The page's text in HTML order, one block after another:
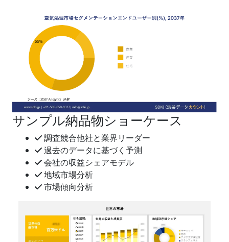
サンプル納品物ショーケース
調査競合他社と業界リーダー
過去のデータに基づく予測
会社の収益シェアモデル
地域市場分析
市場傾向分析